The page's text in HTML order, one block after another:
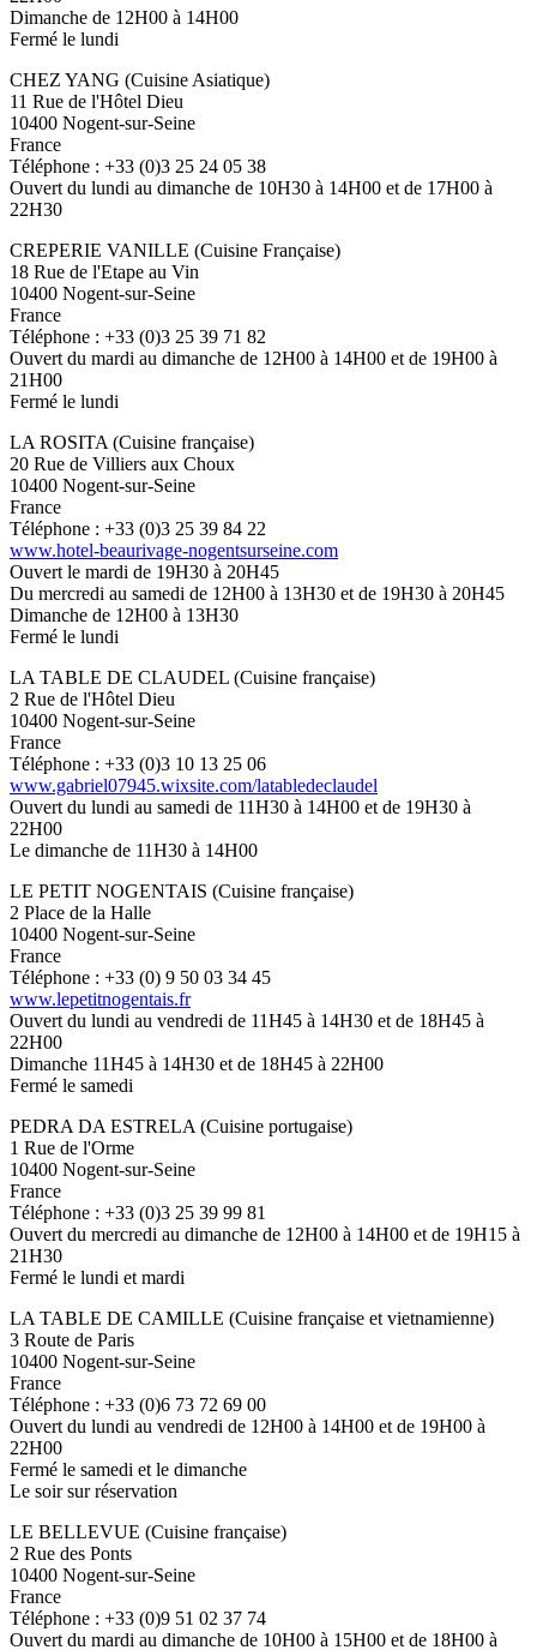
Dimanche de 12H00 à 14H00
Fermé le lundi
CHEZ YANG (Cuisine Asiatique)
11 Rue de l'Hôtel Dieu
10400 Nogent-sur-Seine
France
Téléphone : +33 (0)3 25 24 05 38
Ouvert du lundi au dimanche de 10H30 à 14H00 et de 17H00 à
22H30
CREPERIE VANILLE (Cuisine Française)
18 Rue de l'Etape au Vin
10400 Nogent-sur-Seine
France
Téléphone : +33 (0)3 25 39 71 82
Ouvert du mardi au dimanche de 12H00 à 14H00 et de 19H00 à
21H00
Fermé le lundi
LA ROSITA (Cuisine française)
20 Rue de Villiers aux Choux
10400 Nogent-sur-Seine
France
Téléphone : +33 (0)3 25 39 84 22
www.hotel-beaurivage-nogentsurseine.com
Ouvert le mardi de 19H30 à 20H45
Du mercredi au samedi de 12H00 à 13H30 et de 19H30 à 20H45
Dimanche de 12H00 à 13H30
Fermé le lundi
LA TABLE DE CLAUDEL (Cuisine française)
2 Rue de l'Hôtel Dieu
10400 Nogent-sur-Seine
France
Téléphone : +33 (0)3 10 13 25 06
www.gabriel07945.wixsite.com/latabledeclaudel
Ouvert du lundi au samedi de 11H30 à 14H00 et de 19H30 à
22H00
Le dimanche de 11H30 à 14H00
LE PETIT NOGENTAIS (Cuisine française)
2 Place de la Halle
10400 Nogent-sur-Seine
France
Téléphone : +33 (0) 9 50 03 34 45
www.lepetitnogentais.fr
Ouvert du lundi au vendredi de 11H45 à 14H30 et de 18H45 à
22H00
Dimanche 11H45 à 14H30 et de 18H45 à 22H00
Fermé le samedi
PEDRA DA ESTRELA (Cuisine portugaise)
1 Rue de l'Orme
10400 Nogent-sur-Seine
France
Téléphone : +33 (0)3 25 39 99 81
Ouvert du mercredi au dimanche de 12H00 à 14H00 et de 19H15 à
21H30
Fermé le lundi et mardi
LA TABLE DE CAMILLE (Cuisine française et vietnamienne)
3 Route de Paris
10400 Nogent-sur-Seine
France
Téléphone : +33 (0)6 73 72 69 00
Ouvert du lundi au vendredi de 12H00 à 14H00 et de 19H00 à
22H00
Fermé le samedi et le dimanche
Le soir sur réservation
LE BELLEVUE (Cuisine française)
2 Rue des Ponts
10400 Nogent-sur-Seine
France
Téléphone : +33 (0)9 51 02 37 74
Ouvert du mardi au dimanche de 10H00 à 15H00 et de 18H00 à